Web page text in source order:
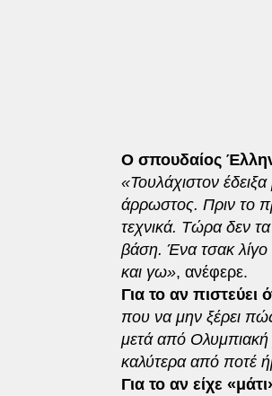
Ο σπουδαίος
«Τουλάχιστον
άρρωστος. Πριν το
τεχνικά. Τώρα δεν
βάση. Ένα τσακ
και γω», ανέφερε.
Για το αν πιστεύει
που να μην ξέρει
μετά από Ολυμπιακή
καλύτερα από ποτέ
Για το αν είχε